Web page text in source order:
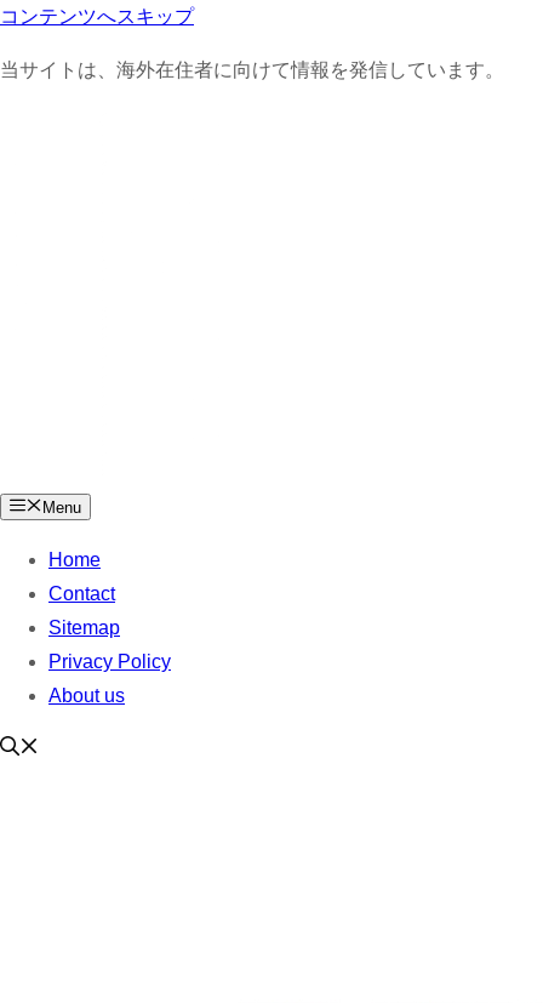
コンテンツへスキップ
当サイトは、海外在住者に向けて情報を発信しています。
Menu
Home
Contact
Sitemap
Privacy Policy
About us